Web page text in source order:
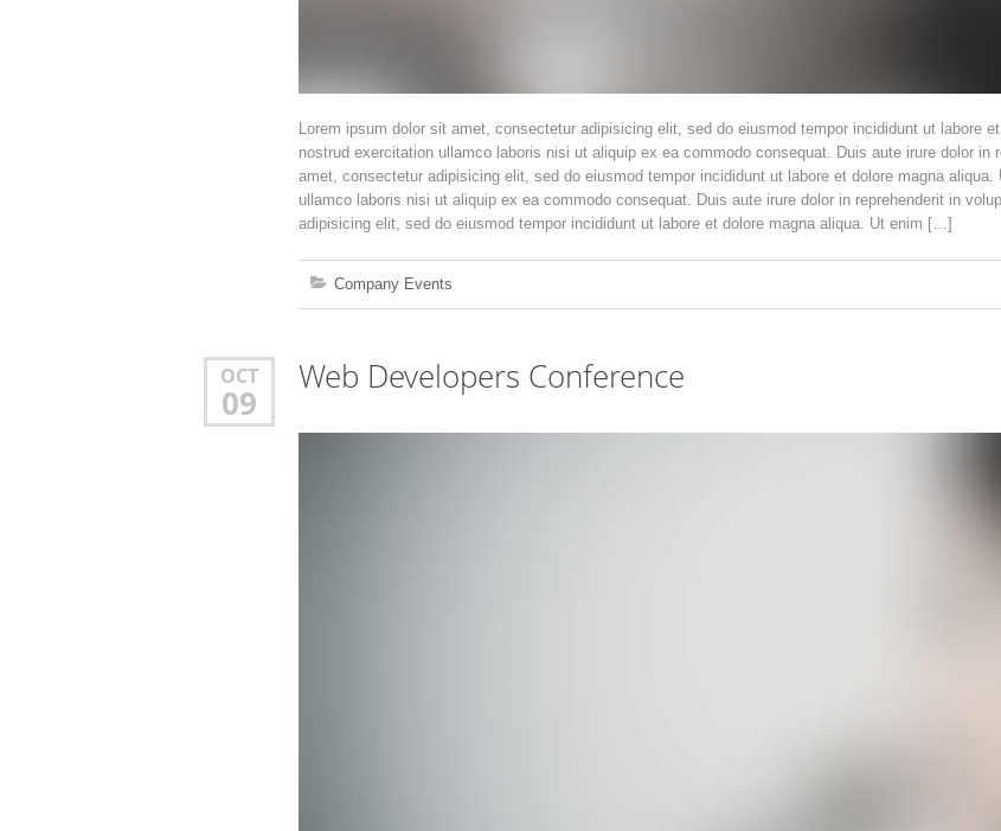
Lorem ipsum dolor sit amet, consectetur adipisicing elit, sed do eiusmod tempor incididunt ut labore
nostrud exercitation ullamco laboris nisi ut aliquip ex ea commodo consequat. Duis aute irure dolor
amet, consectetur adipisicing elit, sed do eiusmod tempor incididunt ut labore et dolore magna
ullamco laboris nisi ut aliquip ex ea commodo consequat. Duis aute irure dolor in reprehenderit in
adipisicing elit, sed do eiusmod tempor incididunt ut labore et dolore magna aliqua. Ut enim […]
Company Events
OCT
09
Web Developers Conference